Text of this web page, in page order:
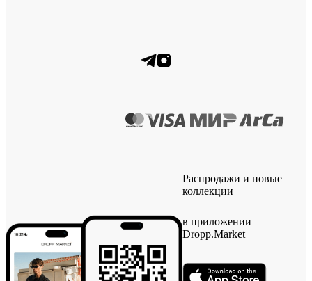
Распродажи и новые
коллекции
в приложении
Dropp.Market